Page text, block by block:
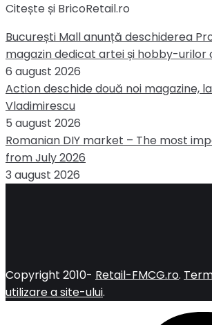
Citește și BricoRetail.ro
București Mall anunță deschiderea
magazin dedicat artei și hobby-urilor
6 august 2026
Action deschide două noi magazine,
Vladimirescu
5 august 2026
Romanian DIY market – The most
from July 2026
3 august 2026
Copyright 2010- Retail-FMCG.ro.
utilizare a site-ului.